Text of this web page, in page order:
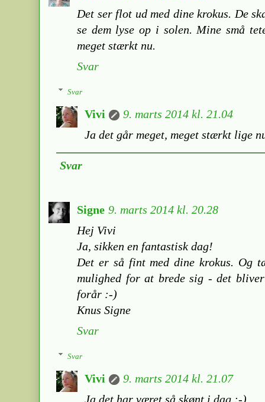
Det ser flot ud med dine krokus. De
se dem lyse op i solen. Mine små
meget stærkt nu.
Svar
Svar
Vivi
9. marts 2014 kl. 21.04
Ja det går meget, meget stærkt lige
Svar
Signe 9. marts 2014 kl. 20.28
Hej Vivi
Ja, sikken en fantastisk dag!
Det er så fint med dine krokus. Og
mulighed for at brede sig - det
forår :-)
Knus Signe
Svar
Svar
Vivi
9. marts 2014 kl. 21.07
Ja det har været så skønt i dag :-)